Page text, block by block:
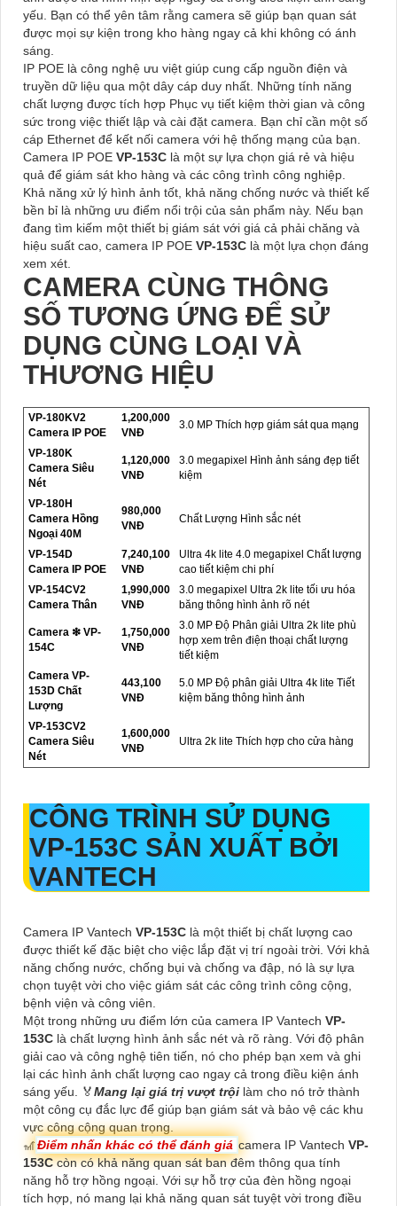
yếu. Bạn có thể yên tâm rằng camera sẽ giúp bạn quan sát
được mọi sự kiện trong kho hàng ngay cả khi không có ánh
sáng.
IP POE là công nghệ ưu việt giúp cung cấp nguồn điện và
truyền dữ liệu qua một dây cáp duy nhất. Những tính năng
chất lượng được tích hợp Phục vụ tiết kiệm thời gian và công
sức trong việc thiết lập và cài đặt camera. Bạn chỉ cần một số
cáp Ethernet để kết nối camera với hệ thống mạng của bạn.
Camera IP POE VP-153C là một sự lựa chọn giá rẻ và hiệu
quả để giám sát kho hàng và các công trình công nghiệp.
Khả năng xử lý hình ảnh tốt, khả năng chống nước và thiết kế
bền bỉ là những ưu điểm nổi trội của sản phẩm này. Nếu bạn
đang tìm kiếm một thiết bị giám sát với giá cả phải chăng và
hiệu suất cao, camera IP POE VP-153C là một lựa chọn đáng
xem xét.
CAMERA CÙNG THÔNG
SỐ TƯƠNG ỨNG ĐỂ SỬ
DỤNG CÙNG LOẠI VÀ
THƯƠNG HIỆU
VP-180KV2
Camera IP POE
1,200,000
VNĐ
3.0 MP Thích hợp giám sát qua mạng
VP-180K
Camera Siêu
Nét
1,120,000
VNĐ
3.0 megapixel Hình ảnh sáng đẹp tiết
kiệm
VP-180H
Camera Hồng
Ngoại 40M
980,000
VNĐ
Chất Lượng Hình sắc nét
VP-154D
Camera IP POE
7,240,100
VNĐ
Ultra 4k lite 4.0 megapixel Chất lượng
cao tiết kiệm chi phí
VP-154CV2
Camera Thân
1,990,000
VNĐ
3.0 megapixel Ultra 2k lite tối ưu hóa
băng thông hình ảnh rõ nét
Camera ❇ VP-
154C
1,750,000
VNĐ
3.0 MP Độ Phân giải Ultra 2k lite phù
hợp xem trên điện thoại chất lượng
tiết kiệm
Camera VP-
153D Chất
Lượng
443,100
VNĐ
5.0 MP Độ phân giải Ultra 4k lite Tiết
kiệm băng thông hình ảnh
VP-153CV2
Camera Siêu
Nét
1,600,000
VNĐ
Ultra 2k lite Thích hợp cho cửa hàng
CÔNG TRÌNH SỬ DỤNG
VP-153C SẢN XUẤT BỞI
VANTECH
Camera IP Vantech VP-153C là một thiết bị chất lượng cao
được thiết kế đặc biệt cho việc lắp đặt vị trí ngoài trời. Với khả
năng chống nước, chống bụi và chống va đập, nó là sự lựa
chọn tuyệt vời cho việc giám sát các công trình công cộng,
bệnh viện và công viên.
Một trong những ưu điểm lớn của camera IP Vantech VP-
153C là chất lượng hình ảnh sắc nét và rõ ràng. Với độ phân
giải cao và công nghệ tiên tiến, nó cho phép bạn xem và ghi
lại các hình ảnh chất lượng cao ngay cả trong điều kiện ánh
sáng yếu. ️🏅Mang lại giá trị vượt trội làm cho nó trở thành
một công cụ đắc lực để giúp bạn giám sát và bảo vệ các khu
vực công cộng quan trọng.
🎢Điểm nhấn khác có thể đánh giá camera IP Vantech VP-
153Ccòn có khả năng quan sát ban đêm thông qua tính
năng hỗ trợ hồng ngoại. Với sự hỗ trợ của đèn hồng ngoại
tích hợp, nó mang lại khả năng quan sát tuyệt vời trong điều